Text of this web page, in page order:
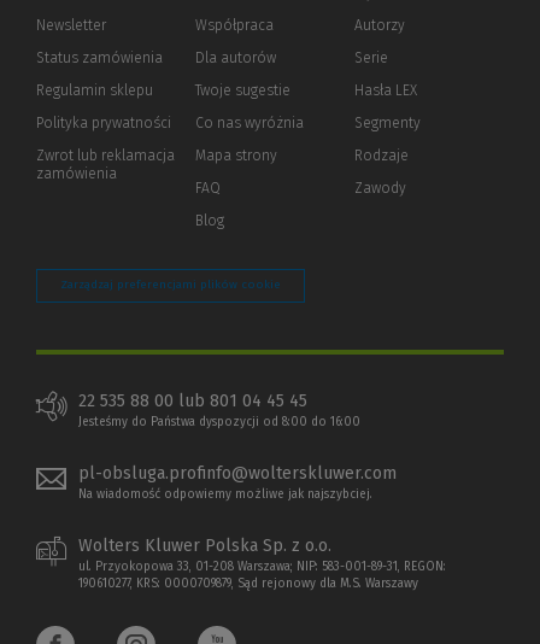
Newsletter
Status zamówienia
Regulamin sklepu
Polityka prywatności (Nowe
(Link
innej
Zwrot lub reklamacja
zamówienia
Współpraca
Dla autorów(Nowe
(Link
innej
Twoje sugestie
Co nas wyróżnia
Mapa strony
FAQ
Blog
Autorzy
Serie
Hasła LEX
Segmenty
Rodzaje
Zawody
Zarządzaj preferencjami plików cookie
22 535 88 00 lub 801 04 45 45
Jesteśmy do Państwa dyspozycji od 8:00 do 16:00
pl-obsluga.profinfo@wolterskluwer.com
Na wiadomość odpowiemy możliwe jak najszybciej.
Wolters Kluwer Polska Sp. z o.o.
ul. Przyokopowa 33, 01-208 Warszawa; NIP: 583-001-89-31, REGON:
190610277, KRS: 0000709879, Sąd rejonowy dla M.S. Warszawy